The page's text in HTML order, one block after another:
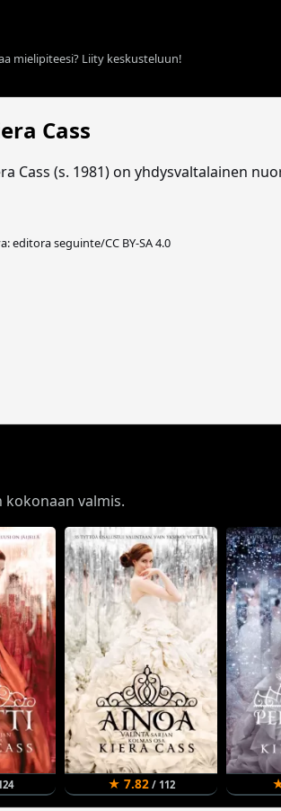
mielipiteesi? Liity keskusteluun!
Cass
Cass (s. 1981) on yhdysvaltalainen
editora seguinte/CC BY-SA 4.0
kokonaan valmis.
★ 7.82/ 112